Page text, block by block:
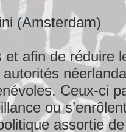
(Amsterdam)
afin de réduire
Ceux-ci
ou
assortie